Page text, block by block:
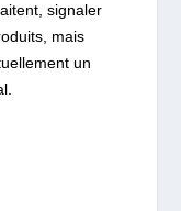
signaler
mais
un